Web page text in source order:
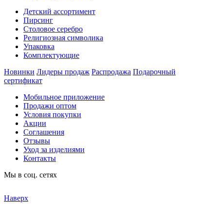
Детский ассортимент
Пирсинг
Столовое серебро
Религиозная символика
Упаковка
Комплектующие
Новинки Лидеры продаж Распродажа Подарочный
сертификат
Мобильное приложение
Продажи оптом
Условия покупки
Акции
Соглашения
Отзывы
Уход за изделиями
Контакты
Мы в соц. сетях
Наверх